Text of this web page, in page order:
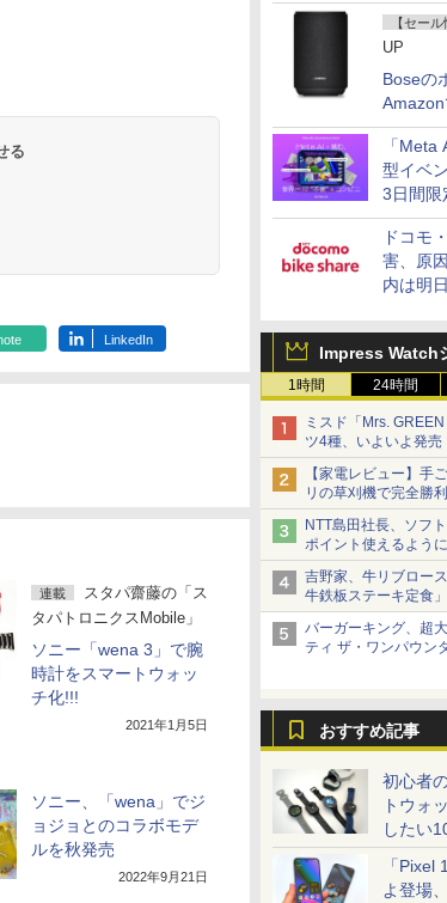
【セール
UP
Boseの
「
型イベ
3日間限
ドコモ
害、原
内は明
Impress Watch
1時間 24時間
ミスド「Mrs.
ツ4種、いよいよ発売
【家電レビュー】手
リの草刈機で完全勝
NTT島田社長、ソフ
ポイント使えるように
吉野家、牛リブロー
牛鉄板ステーキ定食
バーガーキング、超
ティ ザ・ワンパウン
おすすめ記事
初心者
トウォ
したい
「Pixel
よ登場
る
LinkedIn
連載
スタパ齋藤の「ス
タパトロニクスMobile」
ソニー「wena 3」で腕
時計をスマートウォッ
チ化!!!
2021年1月5日
ソニー、「wena」でジ
ョジョとのコラボモデ
ルを秋発売
2022年9月21日